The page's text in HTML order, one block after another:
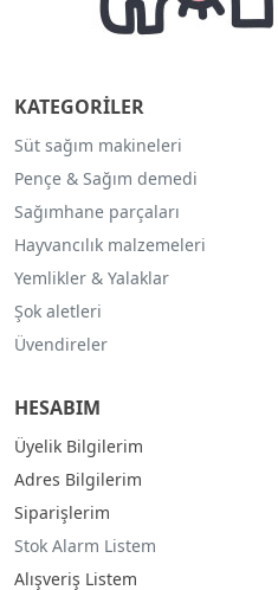
KATEGORİLER
Süt sağım makineleri
Pençe & Sağım demedi
Sağımhane parçaları
Hayvancılık malzemeleri
Yemlikler & Yalaklar
Şok aletleri
Üvendireler
HESABIM
Üyelik Bilgilerim
Adres Bilgilerim
Siparişlerim
Stok Alarm Listem
Alışveriş Listem